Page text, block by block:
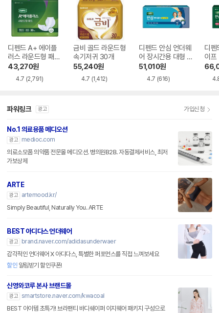
디펜드 A+ 에이플
러스 라운드형 패드
30개
43,270원
4.7 (2,791)
금비 골드 라운드형
속기저귀 30개
55,240원
4.7 (1,412)
디펜드 안심 언더웨
어 장시간용 대형 1
6개
51,010원
4.7 (616)
디펜
이프
파워링크 광고 가입신청
No.1 의료용품 메디오션
광고
medioc.com
의료소모품 의약품 전문몰 메디오션. 병의원B2B. 자동결제서비스, 최저
가보상제
ARTE
광고
artemood.kr/
Simply Beautiful, Naturally You. ARTE
BEST 아디다스 언더웨어
광고
brand.naver.com/adidasunderwaer
감각적인 언더웨어 X 아디다스, 특별한 퍼포먼스를 직접 느껴보세요
할인 알림받기 할인쿠폰!
신영와코루 본사 브랜드몰
광고 smartstore.naver.com/kwacoal
BEST 아이템 초특가! 브라팬티 바디쉐이퍼 이지웨어 패키지 구성으로